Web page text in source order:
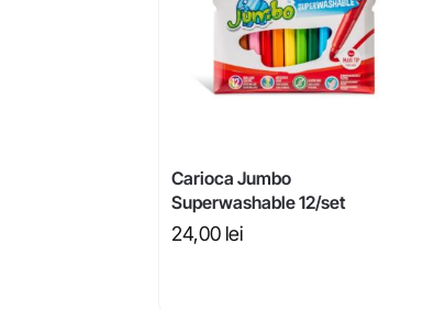
Carioca Jumbo
Superwashable 12/set
24,00 lei